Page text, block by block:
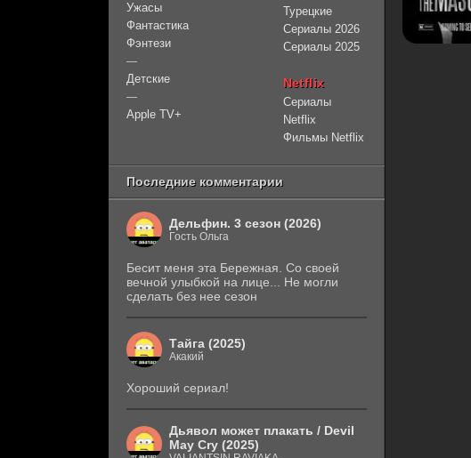
Ужасы
Фантастика
Фэнтези
—
Детские
—
Apple TV+
Турецкие
Сериалы 2026
Сериалы 2025
Netflix
Сериалы
Netflix
Фильмы Netflix
Последние комментарии
Дельфин. 3 сезон (2026)
Гость Ольга
Бесит меня эта Бережная. Со своей
вечной улыбкой на лице... Не могли
сделать без нее сезон
Тайга (2025)
Акакий
Хороший сериал!
Дьявол может плакать / Devil
May Cry (2025)